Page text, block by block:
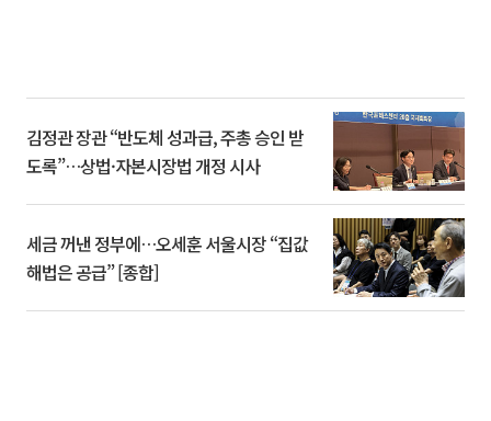
김정관 장관 “반도체 성과급, 주총 승인 받
도록”…상법·자본시장법 개정 시사
세금 꺼낸 정부에…오세훈 서울시장 “집값
해법은 공급” [종합]